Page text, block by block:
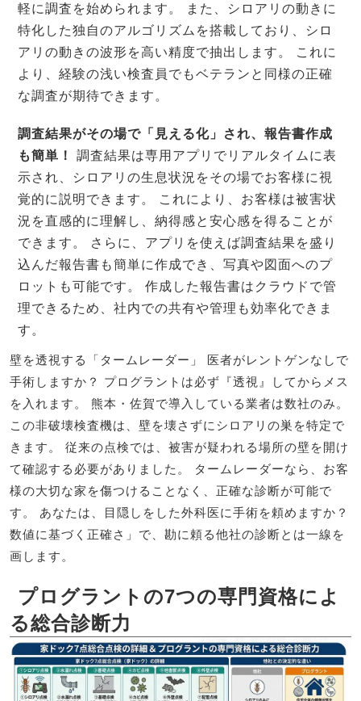
軽に調査を始められます。 また、シロアリの動きに
特化した独自のアルゴリズムを搭載しており、シロ
アリの動きの波形を高い精度で抽出します。 これに
より、経験の浅い検査員でもベテランと同様の正確
な調査が期待できます。
調査結果がその場で「見える化」され、報告書作成
も簡単！
調査結果は専用アプリでリアルタイムに表
示され、シロアリの生息状況をその場でお客様に視
覚的に説明できます。 これにより、お客様は被害状
況を直感的に理解し、納得感と安心感を得ることが
できます。 さらに、アプリを使えば調査結果を盛り
込んだ報告書も簡単に作成でき、写真や図面へのプ
ロットも可能です。 作成した報告書はクラウドで管
理できるため、社内での共有や管理も効率化できま
す。
壁を透視する「タームレーダー」 医者がレントゲンなしで
手術しますか？ プログラントは必ず『透視』してからメス
を入れます。 熊本・佐賀で導入している業者は数社のみ。
この非破壊検査機は、壁を壊さずにシロアリの巣を特定で
きます。 従来の点検では、被害が疑われる場所の壁を開け
て確認する必要がありました。 タームレーダーなら、お客
様の大切な家を傷つけることなく、正確な診断が可能で
す。 あなたは、目隠しをした外科医に手術を頼めますか？
数値に基づく正確さ」で、勘に頼る他社の診断とは一線を
画します。
プログラントの7つの専門資格によ
る総合診断力